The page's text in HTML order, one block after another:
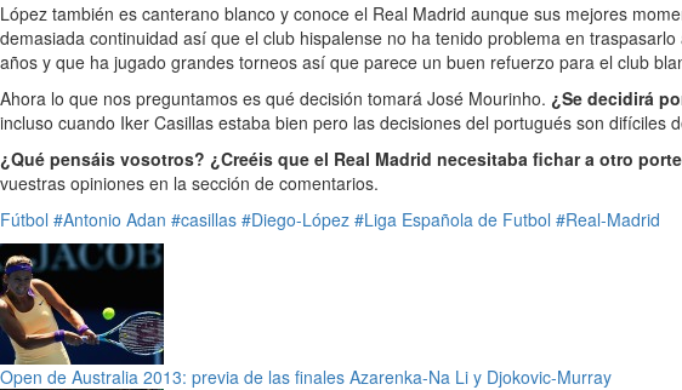
López también es canterano blanco y conoce el Real Madrid aunque sus mejores
demasiada continuidad así que el club hispalense no ha tenido problema en traspasarlo
años y que ha jugado grandes torneos así que parece un buen refuerzo para el club
Ahora lo que nos preguntamos es qué decisión tomará José Mourinho. ¿Se decidirá
incluso cuando Iker Casillas estaba bien pero las decisiones del portugués son difíciles
¿Qué pensáis vosotros? ¿Creéis que el Real Madrid necesitaba fichar a otro
vuestras opiniones en la sección de comentarios.
Fútbol #Antonio Adan #casillas #Diego-López #Liga Española de Futbol #Real-Madrid
Open de Australia 2013: previa de las finales Azarenka-Na Li y Djokovic-Murray